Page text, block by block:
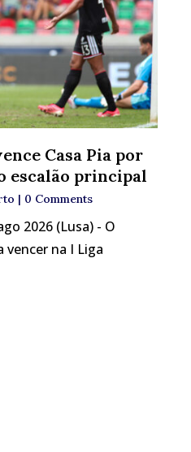
Casa Pia por
escalão principal
| 0 Comments
2026 (Lusa) - O
na I Liga